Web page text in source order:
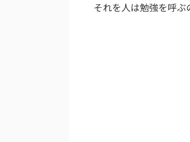
それを人は勉強を呼ぶ